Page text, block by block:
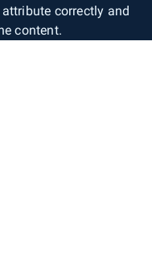
attribute correctly and
content.